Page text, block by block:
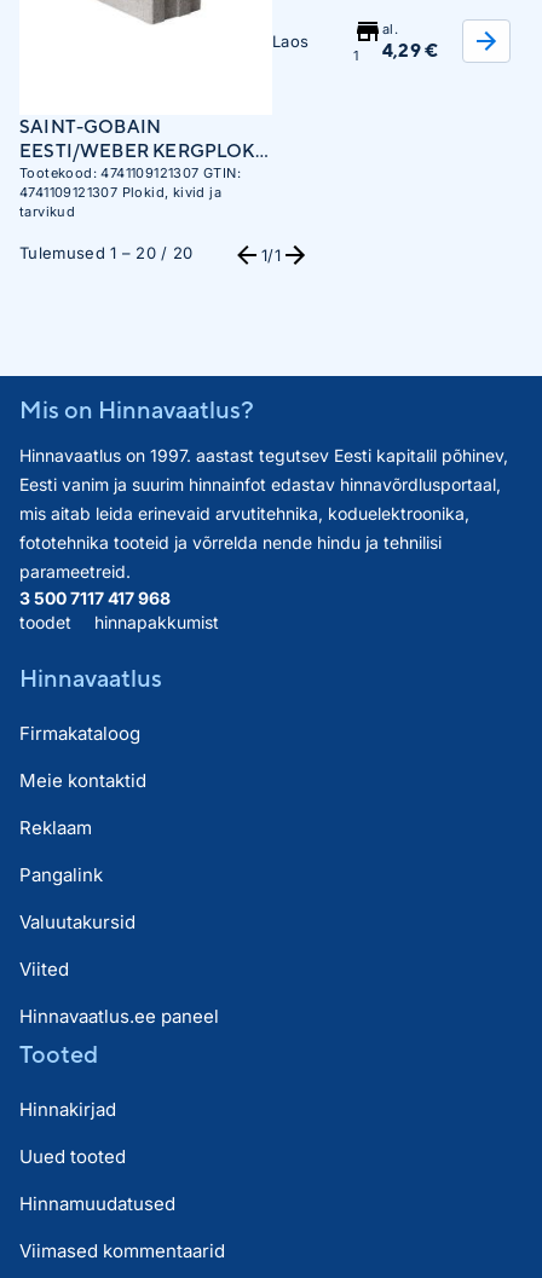
SAINT-GOBAIN
EESTI/WEBER KERGPLOKK
VIIS 300X185X480MM
EFEKT
Tootekood:4741109121307 GTIN:
4741109121307 Plokid, kivid ja
tarvikud
Laos
1
al.
4,29 €
Tulemused 1 – 20 / 20 1/1
Mis on Hinnavaatlus?
Hinnavaatlus on 1997. aastast tegutsev Eesti kapitalil põhinev,
Eesti vanim ja suurim hinnainfot edastav hinnavõrdlusportaal,
mis aitab leida erinevaid arvutitehnika, koduelektroonika,
fototehnika tooteid ja võrrelda nende hindu ja tehnilisi
parameetreid.
3 500 711
toodet
7 417 968
hinnapakkumist
Hinnavaatlus
Firmakataloog
Meie kontaktid
Reklaam
Pangalink
Valuutakursid
Viited
Hinnavaatlus.ee paneel
Tooted
Hinnakirjad
Uued tooted
Hinnamuudatused
Viimased kommentaarid